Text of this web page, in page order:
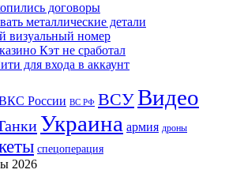
договоры
металлические детали
визуальный номер
Кэт не сработал
для входа в аккаунт
России ВС РФ ВСУВидео
Украина армия дроны
спецоперация
2026